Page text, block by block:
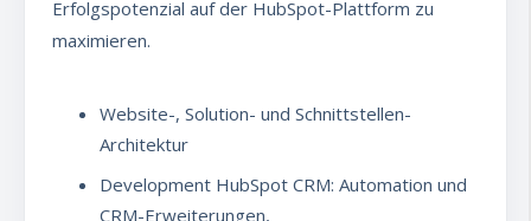
Erfolgspotenzial auf der HubSpot-Plattform zu
maximieren.
Website-, Solution- und Schnittstellen-
Architektur
Development HubSpot CRM: Automation und
CRM-Erweiterungen,